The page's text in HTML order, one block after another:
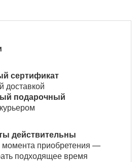
сертификат
доставкой
подарочный
действительны
момента приобретения —
подходящее время